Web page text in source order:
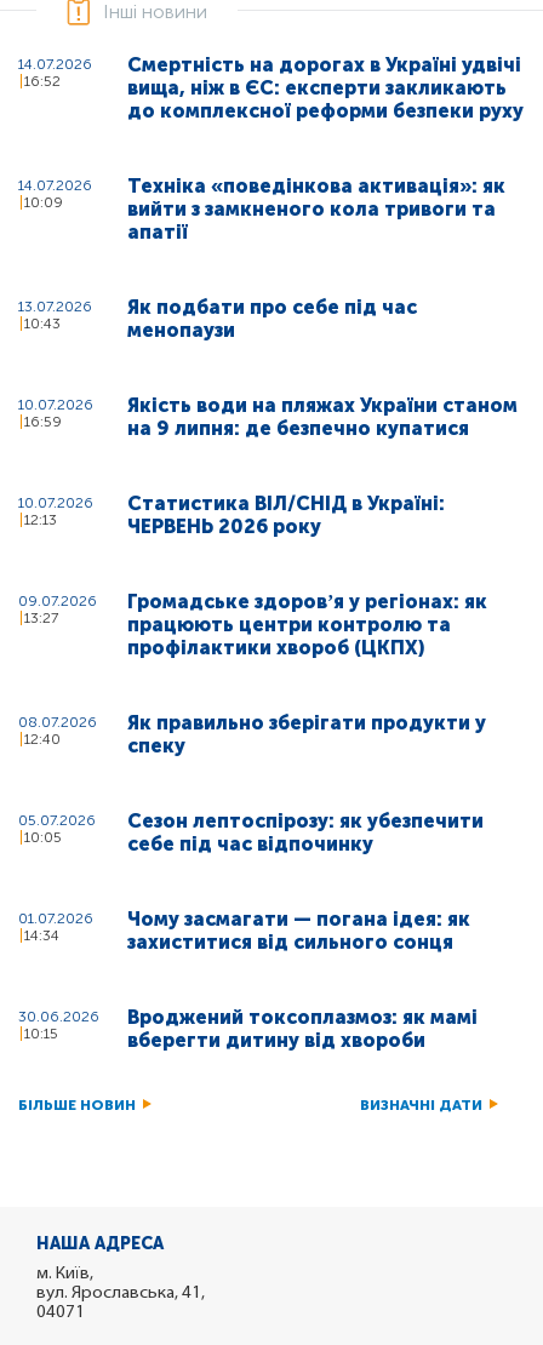
Інші новини
14.07.2026
16:52
Смертність на дорогах в Україні удвічі
вища, ніж в ЄС: експерти закликають
до комплексної реформи безпеки руху
14.07.2026
10:09
Техніка «поведінкова активація»: як
вийти з замкненого кола тривоги та
апатії
13.07.2026
10:43
Як подбати про себе під час
менопаузи
10.07.2026
16:59
Якість води на пляжах України станом
на 9 липня: де безпечно купатися
10.07.2026
12:13
Статистика ВІЛ/СНІД в Україні:
ЧЕРВЕНЬ 2026 року
09.07.2026
13:27
Громадське здоровʼя у регіонах: як
працюють центри контролю та
профілактики хвороб (ЦКПХ)
08.07.2026
12:40
Як правильно зберігати продукти у
спеку
05.07.2026
10:05
Сезон лептоспірозу: як убезпечити
себе під час відпочинку
01.07.2026
14:34
Чому засмагати — погана ідея: як
захиститися від сильного сонця
30.06.2026
10:15
Вроджений токсоплазмоз: як мамі
вберегти дитину від хвороби
БІЛЬШЕ НОВИН ВИЗНАЧНІ ДАТИ
НАША АДРЕСА
м. Київ,
вул. Ярославська, 41,
04071